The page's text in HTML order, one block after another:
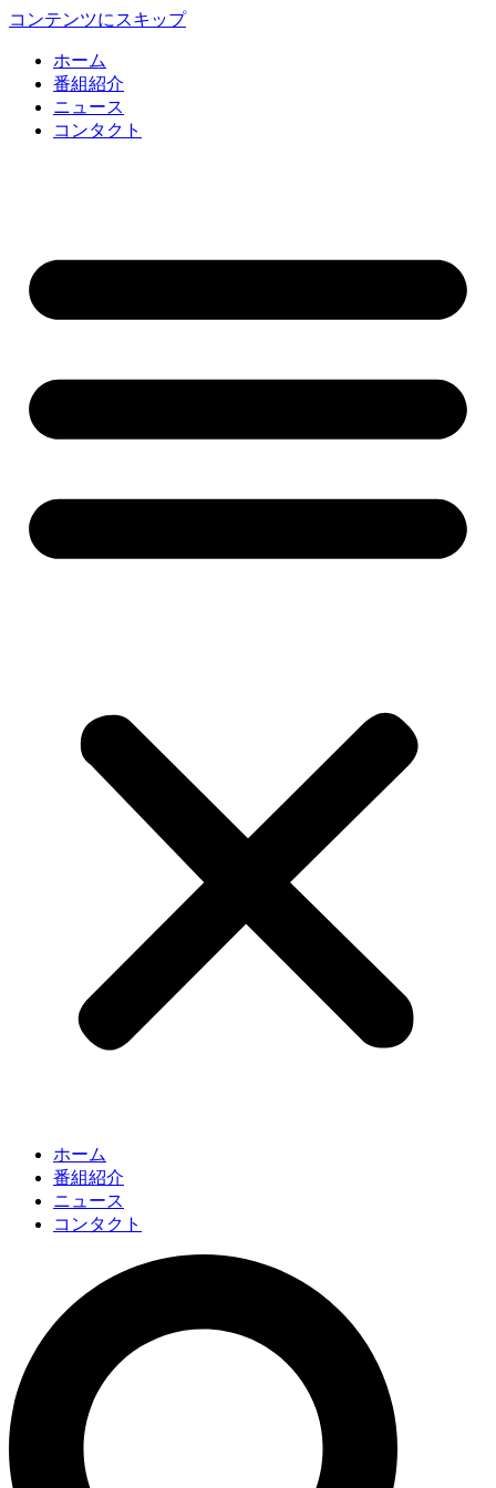
コンテンツにスキップ
ホーム
番組紹介
ニュース
コンタクト
ホーム
番組紹介
ニュース
コンタクト